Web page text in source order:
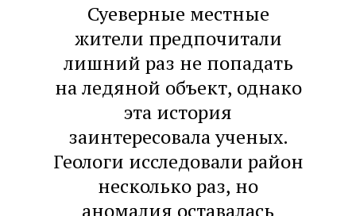
Суеверные местные
жители предпочитали
лишний раз не попадать
на ледяной объект, однако
эта история
заинтересовала ученых.
Геологи исследовали район
несколько раз, но
аномалия оставалась